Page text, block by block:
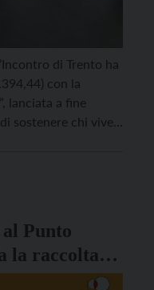
di Trento ha
con la
lanciata a fine
sostenere chi vive
Punto
la raccolta